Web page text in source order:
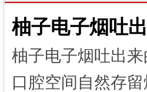
柚子电子烟吐
柚子电子烟吐出
口腔空间自然存